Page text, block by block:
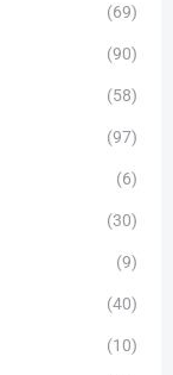
(69)
(90)
(58)
(97)
(6)
(30)
(9)
(40)
(10)